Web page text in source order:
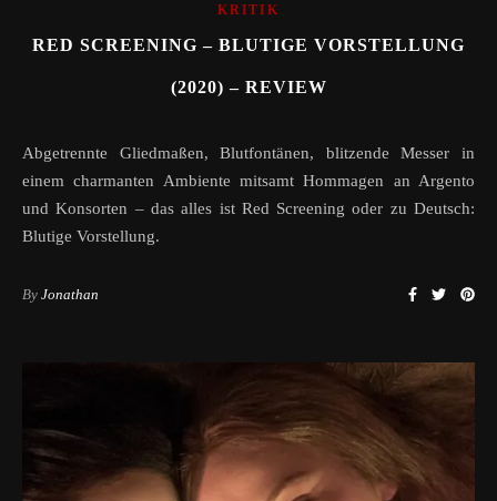
KRITIK
RED SCREENING – BLUTIGE VORSTELLUNG
(2020) – REVIEW
Abgetrennte Gliedmaßen, Blutfontänen, blitzende Messer in
einem charmanten Ambiente mitsamt Hommagen an Argento
und Konsorten – das alles ist Red Screening oder zu Deutsch:
Blutige Vorstellung.
By Jonathan